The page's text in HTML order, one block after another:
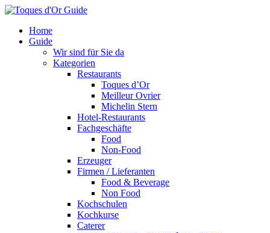
Home
Guide
Wir sind für Sie da
Kategorien
Restaurants
Toques d’Or
Meilleur Ovrier
Michelin Stern
Hotel-Restaurants
Fachgeschäfte
Food
Non-Food
Erzeuger
Firmen / Lieferanten
Food & Beverage
Non Food
Kochschulen
Kochkurse
Caterer